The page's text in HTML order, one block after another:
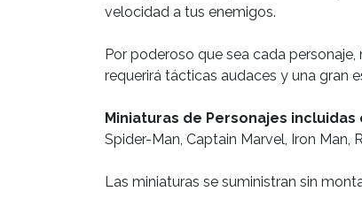
velocidad a tus enemigos.
Por poderoso que sea cada
requerirá tácticas audaces y una gran
Miniaturas de Personajes incluidas
Spider-Man, Captain Marvel, Iron
Las miniaturas se suministran sin